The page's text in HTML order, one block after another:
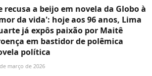
recusa a beijo em novela da Globo à
da vida': hoje aos 96 anos, Lima
já expôs paixão por Maitê
em bastidor de polêmica
política
março de 2026